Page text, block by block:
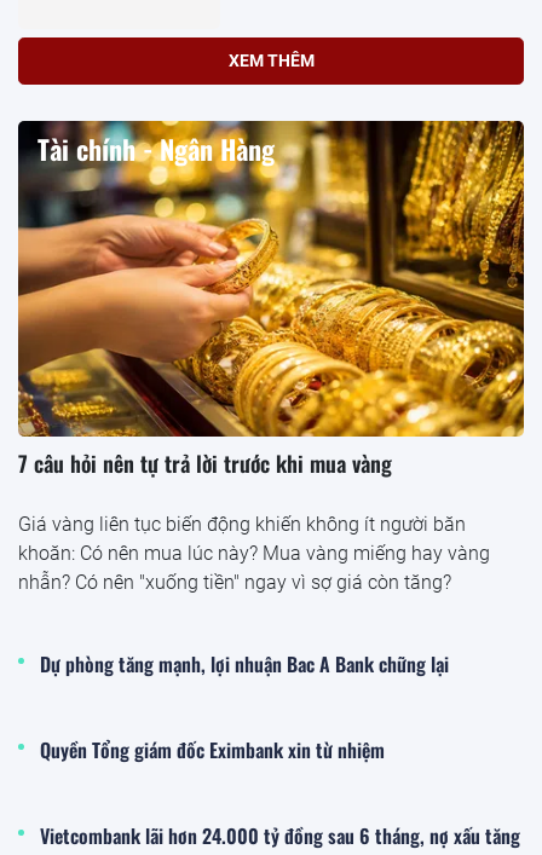
XEM THÊM
Tài chính - Ngân Hàng
7 câu hỏi nên tự trả lời trước khi mua vàng
Giá vàng liên tục biến động khiến không ít người băn
khoăn: Có nên mua lúc này? Mua vàng miếng hay vàng
nhẫn? Có nên "xuống tiền" ngay vì sợ giá còn tăng?
Dự phòng tăng mạnh, lợi nhuận Bac A Bank chững lại
Quyền Tổng giám đốc Eximbank xin từ nhiệm
Vietcombank lãi hơn 24.000 tỷ đồng sau 6 tháng, nợ xấu tăng